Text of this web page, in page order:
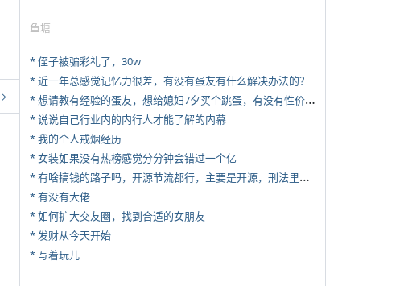
鱼塘
* 侄子被骗彩礼了，30w
* 近一年总感觉记忆力很差，有没有蛋友有什么解决办法的？
*
想请教有经验的蛋友，想给媳妇7夕买个跳蛋，有没有性价比高的推荐
* 说说自己行业内的内行人才能了解的内幕
* 我的个人戒烟经历
* 女装如果没有热榜感觉分分钟会错过一个亿
*
有啥搞钱的路子吗，开源节流都行，主要是开源，刑法里的咱不做
* 有没有大佬
* 如何扩大交友圈，找到合适的女朋友
* 发财从今天开始
* 写着玩儿